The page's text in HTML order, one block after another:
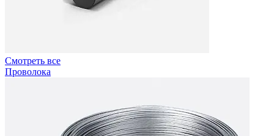
Смотреть все
Проволока